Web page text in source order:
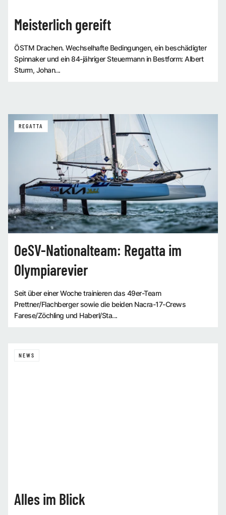
Meisterlich gereift
ÖSTM Drachen. Wechselhafte Bedingungen, ein beschädigter
Spinnaker und ein 84-jähriger Steuermann in Bestform: Albert
Sturm, Johan...
REGATTA
OeSV-Nationalteam: Regatta im
Olympiarevier
Seit über einer Woche trainieren das 49er-Team
Prettner/Flachberger sowie die beiden Nacra-17-Crews
Farese/Zöchling und Haberl/Sta...
NEWS
Alles im Blick